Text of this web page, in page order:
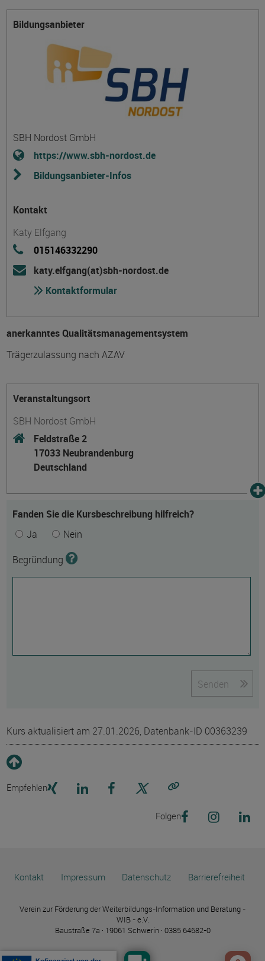
Bildungsanbieter
SBH Nordost GmbH
https://www.sbh-nordost.de
Bildungsanbieter-Infos
Kontakt
Katy Elfgang
015146332290
katy.elfgang(at)sbh-nordost.de
Kontaktformular
anerkanntes Qualitätsmanagementsystem
Trägerzulassung nach AZAV
Veranstaltungsort
SBH Nordost GmbH
Feldstraße 2
17033 Neubrandenburg
Deutschland
Fanden Sie die Kursbeschreibung hilfreich?
Ja
Nein
Begründung
Senden
Kurs aktualisiert am 27.01.2026, Datenbank-ID 00363239
Empfehlen
Folgen
Kontakt Impressum Datenschutz Barrierefreiheit
Verein zur Förderung der Weiterbildungs-Information und Beratung -
WIB - e.V.
Baustraße 7a · 19061 Schwerin · 0385 64682-0